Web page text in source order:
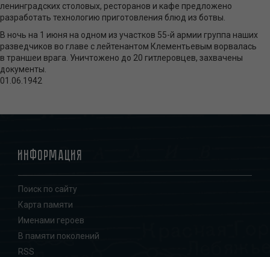
ленинградских столовых, ресторанов и кафе предложено
разработать технологию приготовления блюд из ботвы.
В ночь на 1 июня на одном из участков 55-й армии группа наших
разведчиков во главе с лейтенантом Клементьевым ворвалась
в траншеи врага. Уничтожено до 20 гитлеровцев, захвачены
документы.
01.06.1942
Информация
Поиск по сайту
Карта памяти
Именами героев
В памяти поколений
RSS